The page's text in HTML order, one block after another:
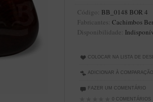
Código: BB_0148 BOR 4
Fabricantes: Cachimbos
Disponibilidade:
COLOCAR NA LISTA DE
ADICIONAR À COMPARAÇÃO
FAZER UM COMENTÁRIO
0 COMENTÁRIOS